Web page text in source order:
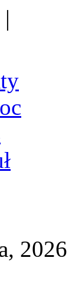
2026